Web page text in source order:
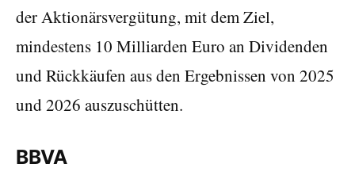
der Aktionärsvergütung, mit dem Ziel,
mindestens 10 Milliarden Euro an Dividenden
und Rückkäufen aus den Ergebnissen von 2025
und 2026 auszuschütten.
BBVA